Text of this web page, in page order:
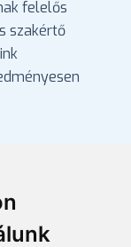
felelős
szakértő